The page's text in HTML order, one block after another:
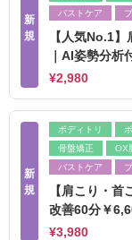
新
規
バストケア
【人気No.1
｜AI姿勢分
¥2,980
新
規
ボディトリ
骨盤矯正
OX
バストケア
【肩こり・
改善60分￥
¥3,980